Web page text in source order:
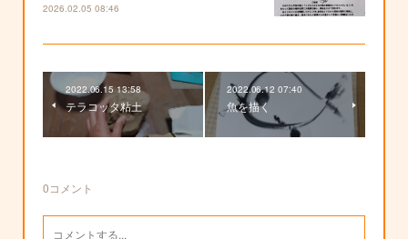
2026.02.05 08:46
2022.06.15 13:58
テラコッタ粘土
2022.06.12 07:40
魚を描く
0コメント